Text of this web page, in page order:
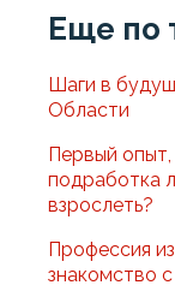
Еще по
Шаги в
Области
Первый опыт,
подработка
взрослеть?
Профессия
знакомство